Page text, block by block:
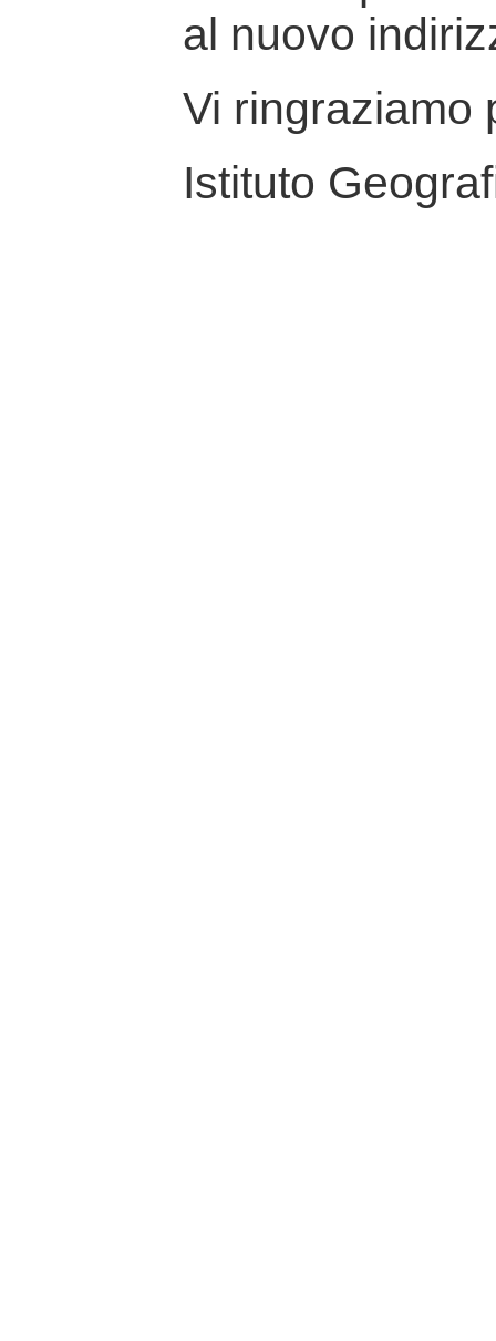
al nuovo
Vi ringraziamo
Istituto